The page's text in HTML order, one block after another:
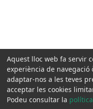
Aquest lloc web fa servir
experiència de
adaptar-nos a les teves
acceptar les cookies
Podeu consultar la